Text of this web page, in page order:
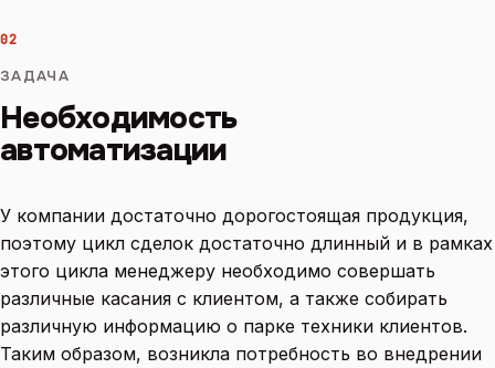
02
ЗАДАЧА
Необходимость
автоматизации
У компании достаточно дорогостоящая продукция,
поэтому цикл сделок достаточно длинный и в рамках
этого цикла менеджеру необходимо совершать
различные касания с клиентом, а также собирать
различную информацию о парке техники клиентов.
Таким образом, возникла потребность во внедрении